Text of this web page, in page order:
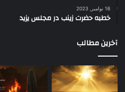
16 نوامبر, 2023
خطبه حضرت زینب در مجلس یزید
آخرین مطالب